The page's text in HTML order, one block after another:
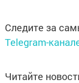
Следите за
Telegram-
Читайте